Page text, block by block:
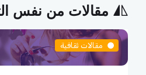
مقالات من نفس
مقالات ثقافية